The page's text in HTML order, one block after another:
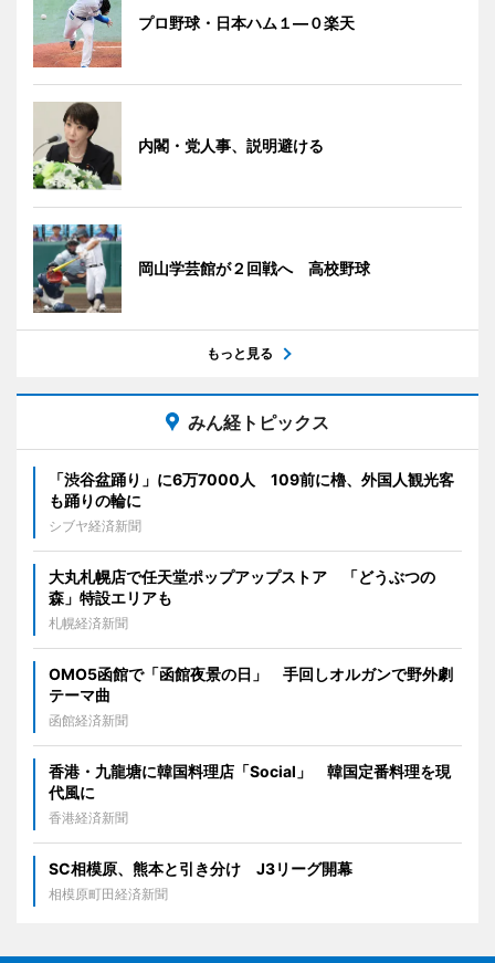
プロ野球・日本ハム１―０楽天
内閣・党人事、説明避ける
岡山学芸館が２回戦へ 高校野球
もっと見る
みん経トピックス
「渋谷盆踊り」に6万7000人 109前に櫓、外国人観光客
も踊りの輪に
シブヤ経済新聞
大丸札幌店で任天堂ポップアップストア 「どうぶつの
森」特設エリアも
札幌経済新聞
OMO5函館で「函館夜景の日」 手回しオルガンで野外劇
テーマ曲
函館経済新聞
香港・九龍塘に韓国料理店「Social」 韓国定番料理を現
代風に
香港経済新聞
SC相模原、熊本と引き分け J3リーグ開幕
相模原町田経済新聞